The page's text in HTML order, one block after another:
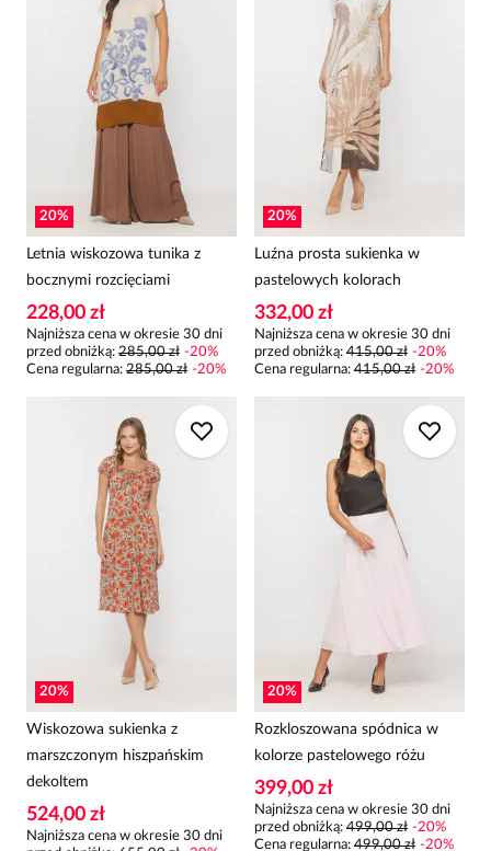
20%
Letnia wiskozowa tunika z
bocznymi rozcięciami
228,00 zł
Najniższa cena w okresie 30 dni
przed obniżką: 285,00 zł -20%
Cena regularna: 285,00 zł -20%
20%
Luźna prosta sukienka w
pastelowych kolorach
332,00 zł
Najniższa cena w okresie 30 dni
przed obniżką: 415,00 zł -20%
Cena regularna: 415,00 zł -20%
20%
Wiskozowa sukienka z
marszczonym hiszpańskim
dekoltem
524,00 zł
Najniższa cena w okresie 30 dni
20%
Rozkloszowana spódnica w
kolorze pastelowego różu
399,00 zł
Najniższa cena w okresie 30 dni
przed obniżką: 499,00 zł -20%
Cena regularna: 499,00 zł -20%